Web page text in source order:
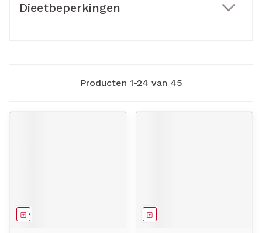
Dieetbeperkingen
Producten 1-24 van 45
Geneesmiddel Geneesmiddel